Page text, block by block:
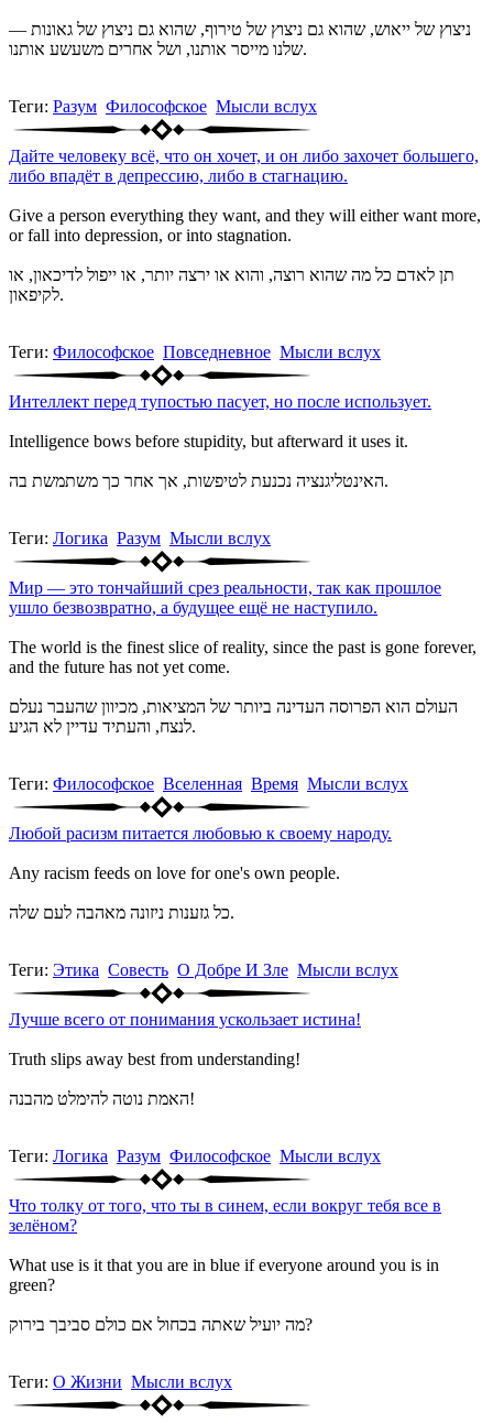
ניצוץ של ייאוש, שהוא גם ניצוץ של טירוף, שהוא גם ניצוץ של גאונות —
שלנו מייסר אותנו, ושל אחרים משעשע אותנו.
Теги: Разум Философское Мысли вслух
Дайте человеку всё, что он хочет, и он либо захочет большего,
либо впадёт в депрессию, либо в стагнацию.
Give a person everything they want, and they will either want more,
or fall into depression, or into stagnation.
תן לאדם כל מה שהוא רוצה, והוא או ירצה יותר, או ייפול לדיכאון, או
לקיפאון.
Теги: Философское Повседневное Мысли вслух
Интеллект перед тупостью пасует, но после использует.
Intelligence bows before stupidity, but afterward it uses it.
האינטליגנציה נכנעת לטיפשות, אך אחר כך משתמשת בה.
Теги: Логика Разум Мысли вслух
Мир — это тончайший срез реальности, так как прошлое
ушло безвозвратно, а будущее ещё не наступило.
The world is the finest slice of reality, since the past is gone forever,
and the future has not yet come.
העולם הוא הפרוסה העדינה ביותר של המציאות, מכיוון שהעבר נעלם
לנצח, והעתיד עדיין לא הגיע.
Теги: Философское Вселенная Время Мысли вслух
Любой расизм питается любовью к своему народу.
Any racism feeds on love for one's own people.
כל גזענות ניזונה מאהבה לעם שלה.
Теги: Этика Совесть О Добре И Зле Мысли вслух
Лучше всего от понимания ускользает истина!
Truth slips away best from understanding!
האמת נוטה להימלט מהבנה!
Теги: Логика Разум Философское Мысли вслух
Что толку от того, что ты в синем, если вокруг тебя все в
зелёном?
What use is it that you are in blue if everyone around you is in
green?
מה יועיל שאתה בכחול אם כולם סביבך בירוק?
Теги: О Жизни Мысли вслух